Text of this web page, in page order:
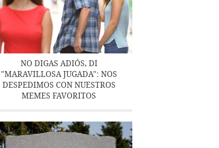
NO DIGAS ADIÓS, DI
"MARAVILLOSA JUGADA": NOS
DESPEDIMOS CON NUESTROS
MEMES FAVORITOS